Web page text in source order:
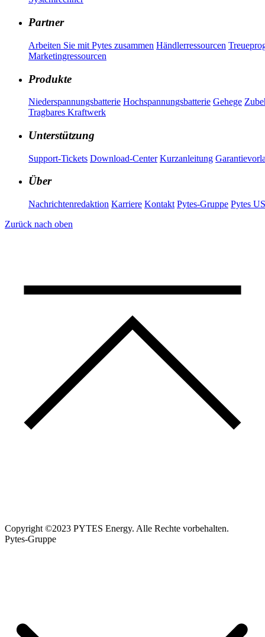
Partner
Arbeiten Sie mit Pytes zusammen Händlerressourcen
Marketingressourcen
Produkte
Niederspannungsbatterie Hochspannungsbatterie Gehege
Tragbares Kraftwerk
Unterstützung
Support-Tickets Download-Center Kurzanleitung
Über
Nachrichtenredaktion Karriere Kontakt Pytes-Gruppe Pytes
Zurück nach oben
Copyright ©2023 PYTES Energy. Alle Rechte vorbehalten.
Pytes-Gruppe